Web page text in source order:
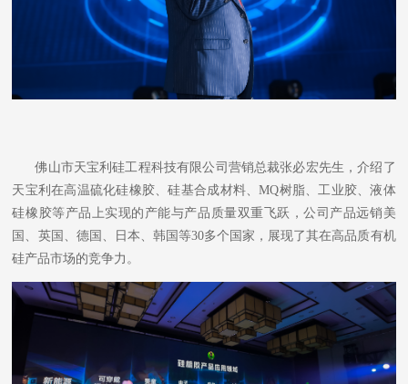
佛山市天宝利硅工程科技有限公司营销总裁张必宏先生，介绍了
天宝利在高温硫化硅橡胶、硅基合成材料、MQ树脂、工业胶、液体
硅橡胶等产品上实现的产能与产品质量双重飞跃，公司产品远销美
国、英国、德国、日本、韩国等30多个国家，展现了其在高品质有机
硅产品市场的竞争力。